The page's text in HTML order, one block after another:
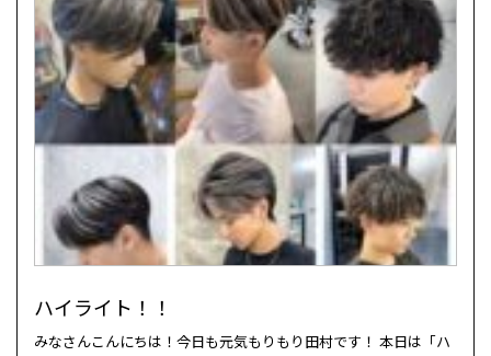
ハイライト！！
みなさんこんにちは！今日も元気もりもり田村です！ 本日は「ハ